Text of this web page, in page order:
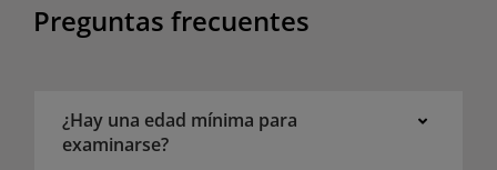
Preguntas frecuentes
¿Hay una edad mínima para
examinarse?